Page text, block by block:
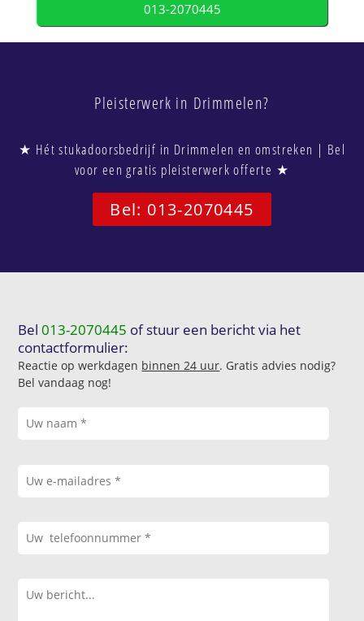
013-2070445
Pleisterwerk in Drimmelen?
★ Hét stukadoorsbedrijf in Drimmelen en omstreken | Bel
voor een gratis pleisterwerk offerte ★
Bel: 013-2070445
Bel013-2070445 of stuur een bericht via het
contactformulier:
Reactie op werkdagen binnen 24 uur. Gratis advies nodig?
Bel vandaag nog!